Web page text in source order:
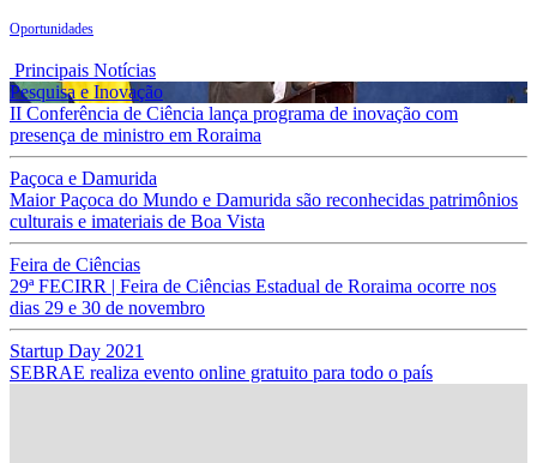
Oportunidades
Principais Notícias
Pesquisa e Inovação
II Conferência de Ciência lança programa de inovação com
presença de ministro em Roraima
Paçoca e Damurida
Maior Paçoca do Mundo e Damurida são reconhecidas patrimônios
culturais e imateriais de Boa Vista
Feira de Ciências
29ª FECIRR | Feira de Ciências Estadual de Roraima ocorre nos
dias 29 e 30 de novembro
Startup Day 2021
SEBRAE realiza evento online gratuito para todo o país